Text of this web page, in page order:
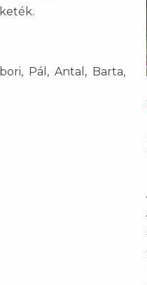
Pál, Antal, Barta,